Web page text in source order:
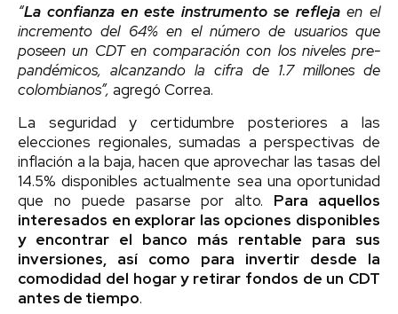
“La confianza en este instrumento se reflejaen el
incremento del 64% en el número de usuarios que
poseen un CDT en comparación con los niveles pre-
pandémicos, alcanzando la cifra de 1.7 millones de
colombianos”, agregó Correa.
La seguridad y certidumbre posteriores a las
elecciones regionales, sumadas a perspectivas de
inflación a la baja, hacen que aprovechar las tasas del
14.5% disponibles actualmente sea una oportunidad
que no puede pasarse por alto. Para aquellos
interesados en explorar las opciones disponibles
y encontrar el banco más rentable para sus
inversiones, así como para invertir desde la
comodidad del hogar y retirar fondos de un CDT
antes de tiempo.